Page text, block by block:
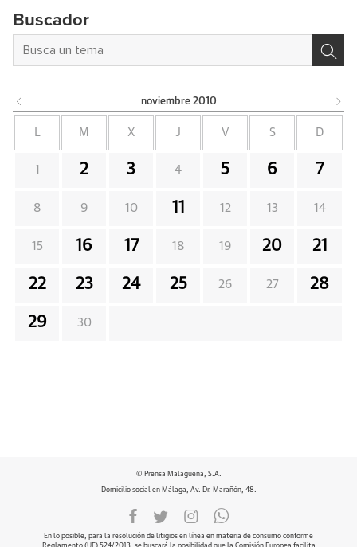
Buscador
noviembre 2010
L M X J V S D
1 2 3 4 5 6 7
8 9 10 11 12 13 14
15 16 17 18 19 20 21
22 23 24 25 26 27 28
29 30
© Prensa Malagueña, S.A.
Domicilio social en Málaga, Av. Dr. Marañón, 48.
En lo posible, para la resolución de litigios en línea en materia de consumo conforme